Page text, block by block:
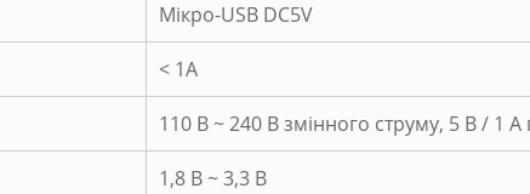
Мікро-USB DC5V
< 1А
110 В ~ 240 В змінного струму, 5 В / 1 А
1,8 В ~ 3,3 В